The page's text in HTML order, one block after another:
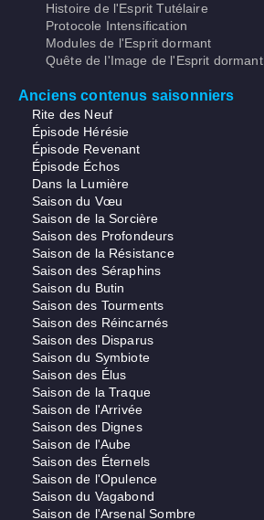
Histoire de l'Esprit Tutélaire
Protocole Intensification
Modules de l'Esprit dormant
Quête de l'Image de l'Esprit dormant
Anciens contenus saisonniers
Rite des Neuf
Épisode Hérésie
Épisode Revenant
Épisode Échos
Dans la Lumière
Saison du Vœu
Saison de la Sorcière
Saison des Profondeurs
Saison de la Résistance
Saison des Séraphins
Saison du Butin
Saison des Tourments
Saison des Réincarnés
Saison des Disparus
Saison du Symbiote
Saison des Élus
Saison de la Traque
Saison de l'Arrivée
Saison des Dignes
Saison de l'Aube
Saison des Éternels
Saison de l'Opulence
Saison du Vagabond
Saison de l'Arsenal Sombre